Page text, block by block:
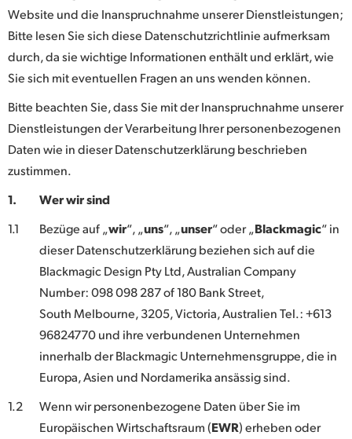
Finland
Germany
Hong Kong SAR, China
India
Korea
Malaysia
Netherlands
New Zealand
Website und die Inanspruchnahme unserer Dienstleistungen;
Bitte lesen Sie sich diese Datenschutzrichtlinie aufmerksam
durch, da sie wichtige Informationen enthält und erklärt, wie
Sie sich mit eventuellen Fragen an uns wenden können.
Bitte beachten Sie, dass Sie mit der Inanspruchnahme unserer
Dienstleistungen der Verarbeitung Ihrer personenbezogenen
Daten wie in dieser Datenschutzerklärung beschrieben
zustimmen.
1.
Wer wir sind
1.1
Bezüge auf „wir“, „uns“, „unser“ oder „Blackmagic“ in
dieser Datenschutzerklärung beziehen sich auf die
Blackmagic Design Pty Ltd, Australian Company
Number: 098 098 287 of 180 Bank Street,
South Melbourne, 3205, Victoria, Australien Tel.: +613
96824770 und ihre verbundenen Unternehmen
innerhalb der Blackmagic Unternehmensgruppe, die in
Europa, Asien und Nordamerika ansässig sind.
1.2
Wenn wir personenbezogene Daten über Sie im
Europäischen Wirtschaftsraum (EWR) erheben oder